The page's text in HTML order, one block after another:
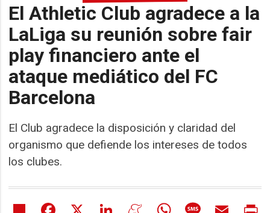
El Athletic Club agradece a la
LaLiga su reunión sobre fair
play financiero ante el
ataque mediático del FC
Barcelona
El Club agradece la disposición y claridad del
organismo que defiende los intereses de todos
los clubes.
Share Facebook LinkedIn MeneameWhatsAppMessageEmail